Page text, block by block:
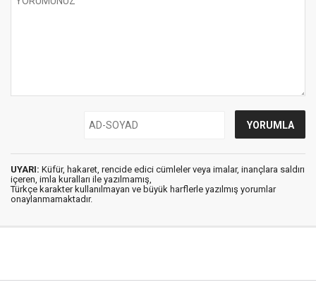
UYARI: Küfür, hakaret, rencide edici cümleler veya imalar, inançlara saldırı
içeren, imla kuralları ile yazılmamış,
Türkçe karakter kullanılmayan ve büyük harflerle yazılmış yorumlar
onaylanmamaktadır.